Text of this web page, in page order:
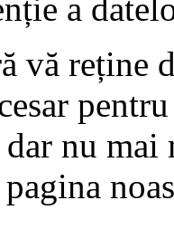
a
vă reține
nu